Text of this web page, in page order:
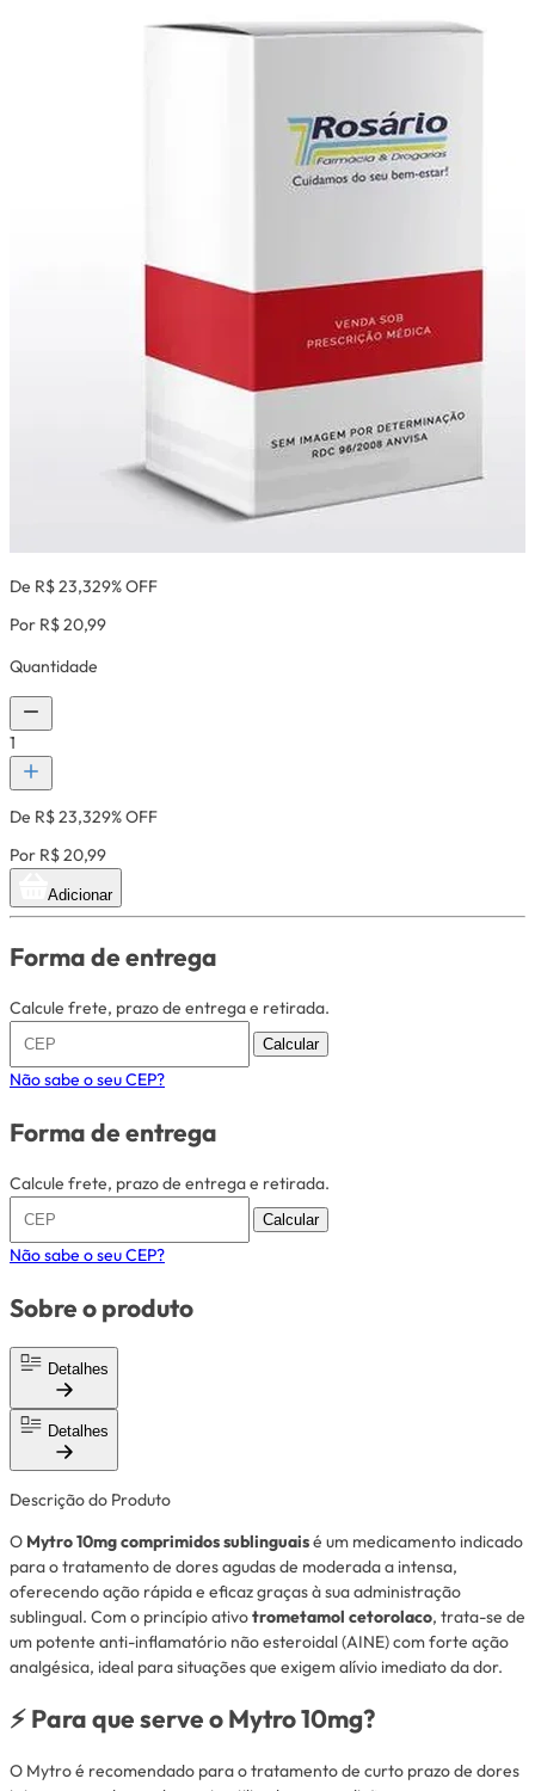
De R$ 23,329% OFF
Por R$ 20,99
Quantidade
1
De R$ 23,329% OFF
Por R$ 20,99
Adicionar
Forma de entrega
Calcule frete, prazo de entrega e retirada.
Calcular
Não sabe o seu CEP?
Forma de entrega
Calcule frete, prazo de entrega e retirada.
Calcular
Não sabe o seu CEP?
Sobre o produto
Detalhes
Detalhes
Descrição do Produto
O Mytro 10mg comprimidos sublinguaisé um medicamento indicado
para o tratamento de dores agudas de moderada a intensa,
oferecendo ação rápida e eficaz graças à sua administração
sublingual. Com o princípio ativotrometamol cetorolaco, trata-se de
um potente anti-inflamatório não esteroidal (AINE) com forte ação
analgésica, ideal para situações que exigem alívio imediato da dor.
⚡ Para que serve o Mytro 10mg?
O Mytro é recomendado para o tratamento de curto prazo de dores